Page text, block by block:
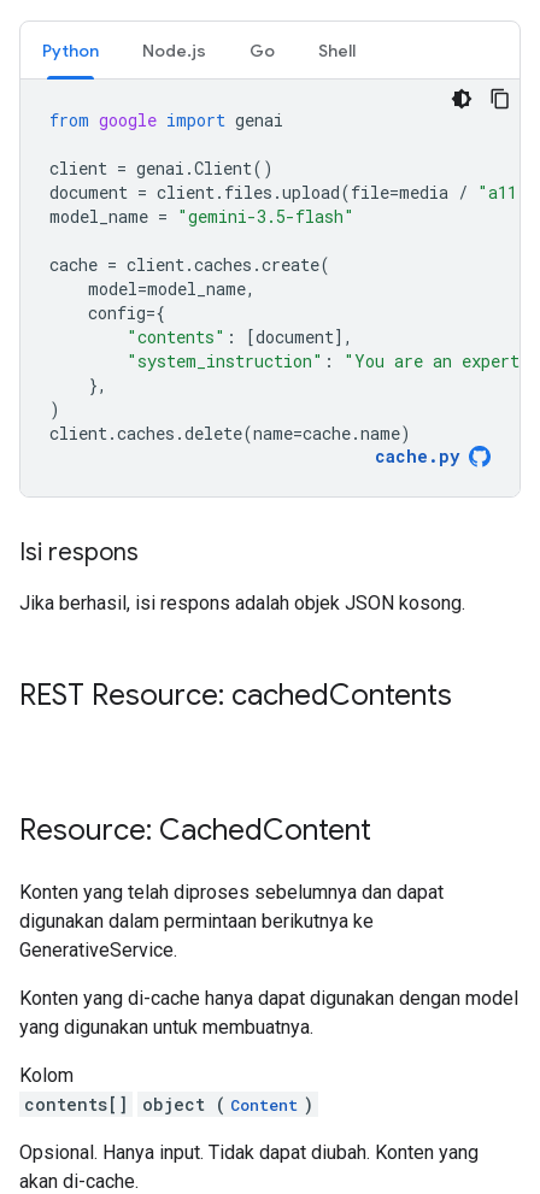
Python Node.js Go Shell
from google import genai
client = genai .Client()
document = client. files .upload(file=media /
model_name = "gemini-3.5-flash"
cache = client.caches .create(
model=model_name,
config={
"contents" : [document],
"system_instruction" :
"You are an expert
},
)
client.caches .delete(name=cache.name)
cache . py
Isi respons
Jika berhasil, isi respons adalah objek JSON kosong.
REST Resource: cachedContents
Resource: CachedContent
Konten yang telah diproses sebelumnya dan dapat
digunakan dalam permintaan berikutnya ke
GenerativeService.
Konten yang di-cache hanya dapat digunakan dengan model
yang digunakan untuk membuatnya.
Kolom
contents[]
object ( Content )
Opsional. Hanya input. Tidak dapat diubah. Konten yang
akan di-cache.